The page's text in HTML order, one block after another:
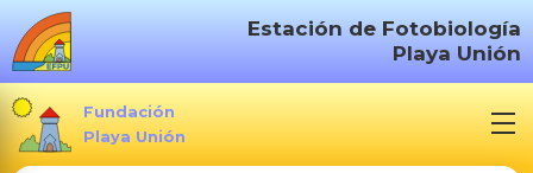
t
Estación de Fotobiología
Playa Unión
Fundación
Playa Unión